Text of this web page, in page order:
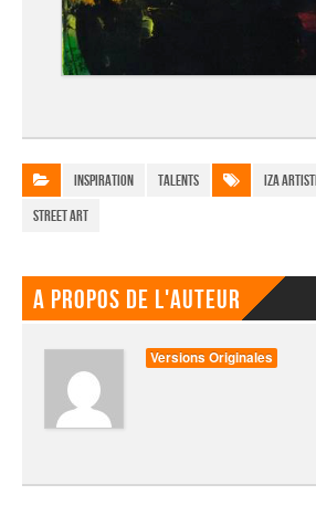
Inspiration Talents Iza
street art
A propos de l'auteur
Versions Originales